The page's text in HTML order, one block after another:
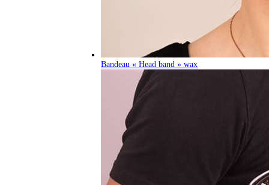
Bandeau « Head band » wax